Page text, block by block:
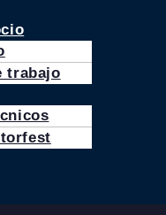
trabajo